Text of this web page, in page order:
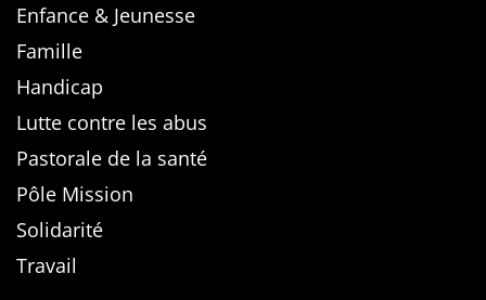
Enfance & Jeunesse
Famille
Handicap
Lutte contre les abus
Pastorale de la santé
Pôle Mission
Solidarité
Travail